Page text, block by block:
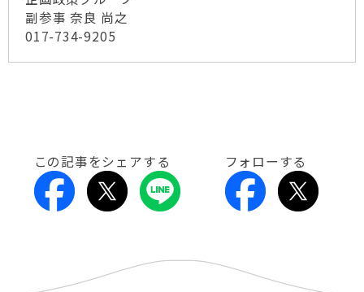
副参事 奈良 尚之
017-734-9205
この記事をシェアする フォローする